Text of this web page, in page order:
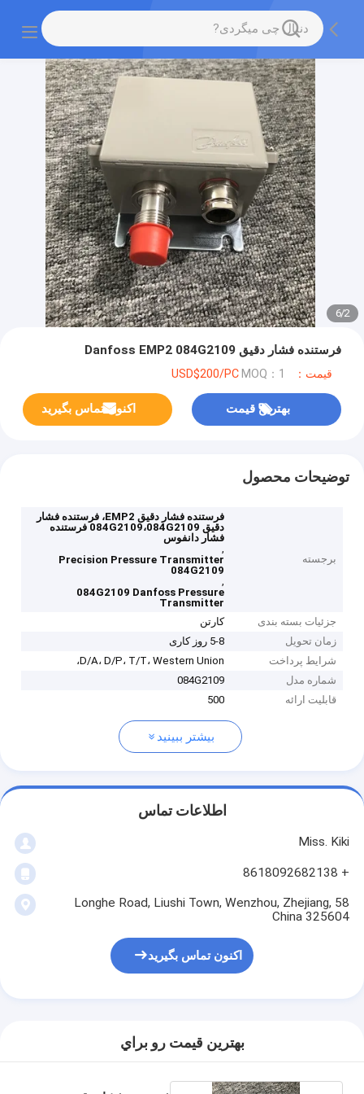
2
/
6
فرستنده فشار دقیق Danfoss EMP2 084G2109
قیمت：USD$200/PC MOQ：1
بهترین قیمت اکنون تماس بگیرید
توضیحات محصول
برجسته
فرستنده فشار دقیق EMP2، فرستنده فشار
دقیق 084G2109،084G2109 فرستنده
فشار دانفوس
,
Precision Pressure Transmitter
084G2109
,
084G2109 Danfoss Pressure
Transmitter
جزئیات بسته بندی
کارتن
زمان تحویل
5-8 روز کاری
شرایط پرداخت
D/A، D/P، T/T، Western Union،
شماره مدل
084G2109
قابلیت ارائه
500
بیشتر ببینید
اطلاعات تماس
Miss. Kiki
+ 8618092682138
58 Longhe Road, Liushi Town, Wenzhou, Zhejiang,
China 325604
اکنون تماس بگیرید
بهترين قيمت رو براي